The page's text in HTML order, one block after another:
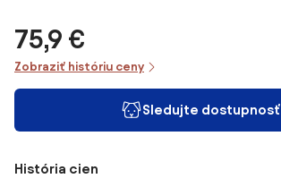
75,9 €
Zobraziť históriu ceny
Sledujte dostupnosť
História cien